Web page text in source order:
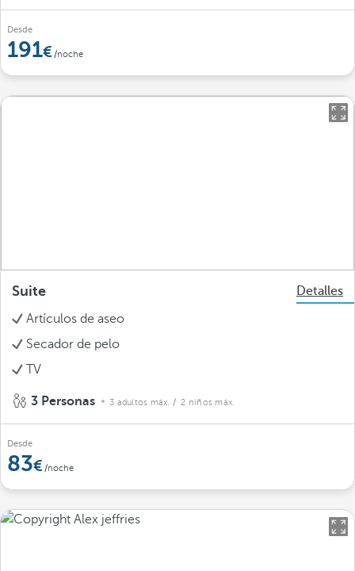
Desde
191 /noche
Suite
Detalles
Artículos de aseo
Secador de pelo
TV
3 Personas 3 adultos máx. / 2 niños máx.
Desde
83 /noche